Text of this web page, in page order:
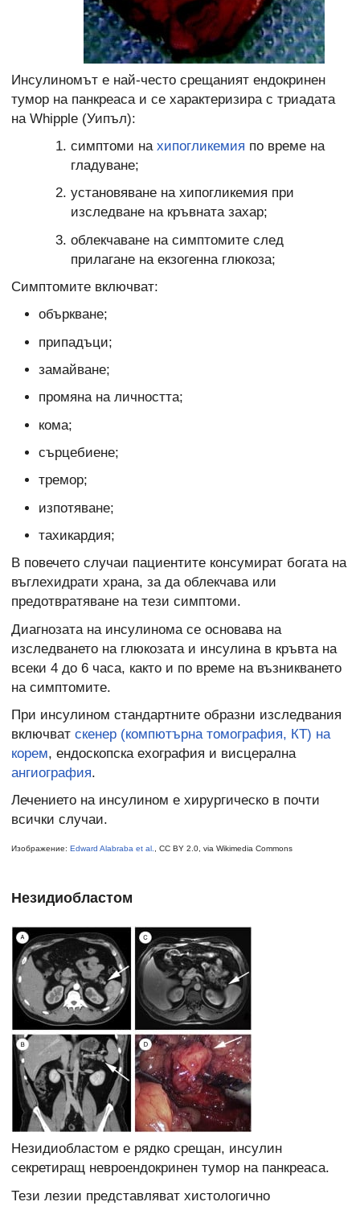
Инсулиномът е най-често срещаният ендокринен
тумор на панкреаса и се характеризира с триадата
на Whipple (Уипъл):
симптоми на хипогликемия по време на
гладуване;
установяване на хипогликемия при
изследване на кръвната захар;
облекчаване на симптомите след
прилагане на екзогенна глюкоза;
Симптомите включват:
объркване;
припадъци;
замайване;
промяна на личността;
кома;
сърцебиене;
тремор;
изпотяване;
тахикардия;
В повечето случаи пациентите консумират богата на
въглехидрати храна, за да облекчава или
предотвратяване на тези симптоми.
Диагнозата на инсулинома се основава на
изследването на глюкозата и инсулина в кръвта на
всеки 4 до 6 часа, както и по време на възникването
на симптомите.
При инсулином стандартните образни изследвания
включват скенер (компютърна томография, КТ) на
корем, ендоскопска ехография и висцерална
ангиография.
Лечението на инсулином е хирургическо в почти
всички случаи.
Изображение: Edward Alabraba et al., CC BY 2.0, via Wikimedia Commons
Незидиобластом
Незидиобластом е рядко срещан, инсулин
секретиращ невроендокринен тумор на панкреаса.
Тези лезии представляват хистологично